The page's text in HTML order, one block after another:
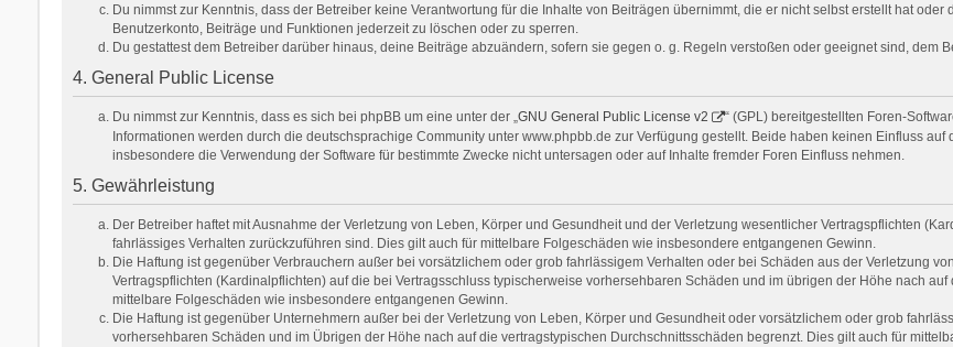
Du nimmst zur Kenntnis, dass der Betreiber keine Verantwortung für die Inhalte von Beiträgen übernimmt, die er nicht selbst erstellt hat
Benutzerkonto, Beiträge und Funktionen jederzeit zu löschen oder zu sperren.
Du gestattest dem Betreiber darüber hinaus, deine Beiträge abzuändern, sofern sie gegen o. g. Regeln verstoßen oder geeignet sind, dem
4. General Public License
Du nimmst zur Kenntnis, dass es sich bei phpBB um eine unter der „GNU General Public License v2
“ (GPL) bereitgestellten Foren-
Informationen werden durch die deutschsprachige Community unter www.phpbb.de zur Verfügung gestellt. Beide haben keinen Einfluss
insbesondere die Verwendung der Software für bestimmte Zwecke nicht untersagen oder auf Inhalte fremder Foren Einfluss nehmen.
5. Gewährleistung
Der Betreiber haftet mit Ausnahme der Verletzung von Leben, Körper und Gesundheit und der Verletzung wesentlicher Vertragspflichten
fahrlässiges Verhalten zurückzuführen sind. Dies gilt auch für mittelbare Folgeschäden wie insbesondere entgangenen Gewinn.
Die Haftung ist gegenüber Verbrauchern außer bei vorsätzlichem oder grob fahrlässigem Verhalten oder bei Schäden aus der Verletzung
Vertragspflichten (Kardinalpflichten) auf die bei Vertragsschluss typischerweise vorhersehbaren Schäden und im übrigen der Höhe nach
mittelbare Folgeschäden wie insbesondere entgangenen Gewinn.
Die Haftung ist gegenüber Unternehmern außer bei der Verletzung von Leben, Körper und Gesundheit oder vorsätzlichem oder grob
vorhersehbaren Schäden und im Übrigen der Höhe nach auf die vertragstypischen Durchschnittsschäden begrenzt. Dies gilt auch für